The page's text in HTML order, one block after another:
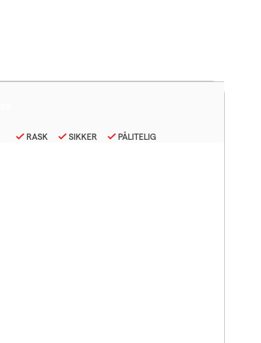
RASK SIKKER PÅLITELIG